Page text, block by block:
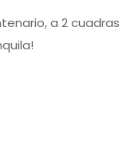
a 2 cuadras